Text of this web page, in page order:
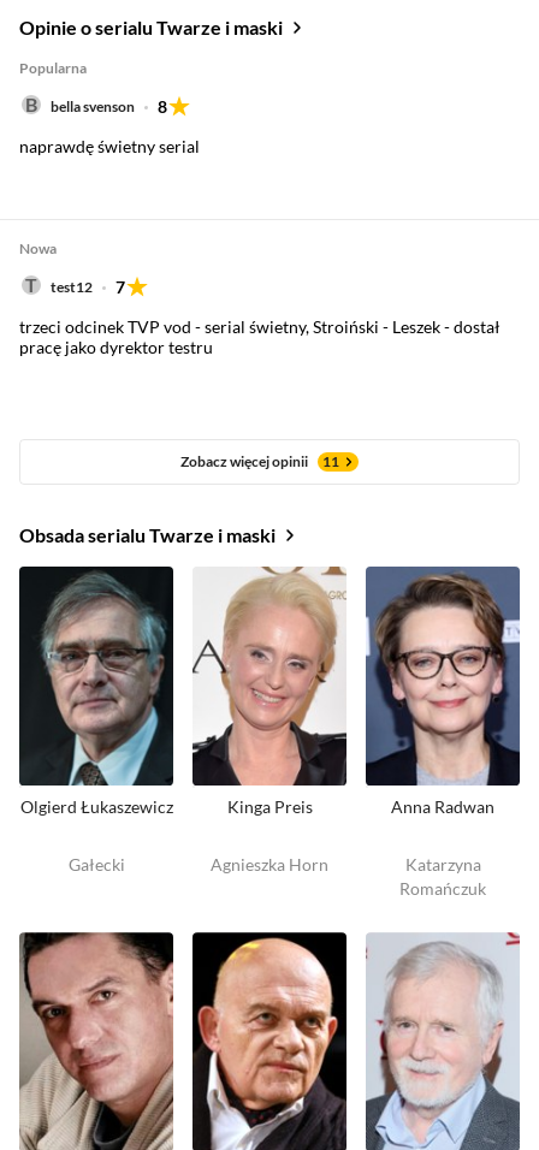
Opinie o serialu Twarze i maski
Popularna
bella svenson
8
naprawdę świetny serial
Nowa
test12
7
trzeci odcinek TVP vod - serial świetny, Stroiński - Leszek - dostał
pracę jako dyrektor testru
Zobacz więcej opinii 11
Obsada serialu Twarze i maski
Olgierd Łukaszewicz
Gałecki
Kinga Preis
Agnieszka Horn
Anna Radwan
Katarzyna
Romańczuk